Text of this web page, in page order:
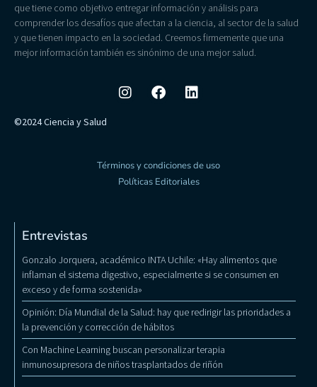
que tiene como objetivo entregar información y análisis para
comprender los desafíos que afectan a la ciencia, al sector de la salud
y que tienen impacto en la sociedad. Creemos firmemente que una
mejor información también es sinónimo de una mejor salud.
©2024 Ciencia y Salud
Términos y condiciones de uso
Políticas Editoriales
Entrevistas
Gonzalo Jorquera, académico INTA Uchile: «Hay alimentos que
inflaman el sistema digestivo, especialmente si se consumen en
exceso y de forma sostenida»
Opinión: Día Mundial de la Salud: hay que redirigir las prioridades a
la prevención y corrección de hábitos
Con Machine Learning buscan personalizar terapia
inmunosupresora de niños trasplantados de riñón